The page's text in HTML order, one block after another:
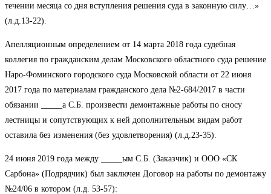
течении месяца со дня вступления решения суда в законную силу…»
(л.д.13-22).
Апелляционным определением от 14 марта 2018 года судебная
коллегия по гражданским делам Московского областного суда решение
Наро-Фоминского городского суда Московской области от 22 июня
2017 года по материалам гражданского дела №2-684/2017 в части
обязании _____а С.Б. произвести демонтажные работы по сносу
лестницы и сопутствующих к ней дополнительным видам работ
оставила без изменения (без удовлетворения) (л.д.23-35).
24 июня 2019 года между _____ым С.Б. (Заказчик) и ООО «СК
Сарбона» (Подрядчик) был заключен Договор на работы по демонтажу
№24/06 в котором (л.д. 53-57):